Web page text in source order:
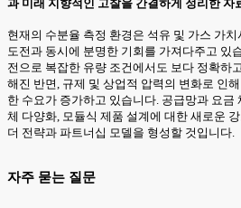
과 미래 지향적인 고찰을 간결하게 정리한 자
현재의 수분율 측정 환경은 석유 및 가스 가
도전과 동시에 분명한 기회를 가져다주고 있
전으로 복잡한 유량 조건에서도 보다 정확하
해진 반면, 규제 및 상업적 압력의 변화로 인
한 수요가 증가하고 있습니다. 공급망과 요금
체 다양화, 모듈식 제품 설계에 대한 새로운
더 전략과 파트너십 모델을 형성할 것입니다.
자주 묻는 질문